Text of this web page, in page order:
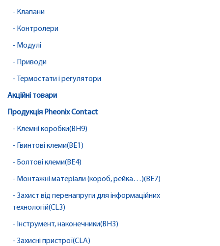
- Клапани
- Контролери
- Модулі
- Приводи
- Термостати і регулятори
Акційні товари
Продукція Pheonix Contact
- Клемні коробки(BH9)
- Гвинтові клеми(BE1)
- Болтові клеми(BE4)
- Монтажні матеріали (короб, рейка…)(BE7)
- Захист від перенапруги для інформаційних
технологій(CL3)
- Інструмент, наконечники(BH3)
- Захисні пристрої(CLA)